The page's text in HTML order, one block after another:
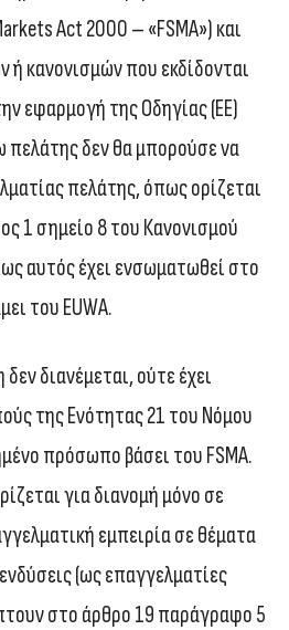
Act 2000 – «FSMA») και
κανονισμών που εκδίδονται
εφαρμογή της Οδηγίας (ΕΕ)
πελάτης δεν θα μπορούσε να
πελάτης, όπως ορίζεται
1 σημείο 8 του Κανονισμού
αυτός έχει ενσωματωθεί στο
του EUWA.
διανέμεται, ούτε έχει
της Ενότητας 21 του Νόμου
πρόσωπο βάσει του FSMA.
για διανομή μόνο σε
εμπειρία σε θέματα
(ως επαγγελματίες
στο άρθρο 19 παράγραφο 5